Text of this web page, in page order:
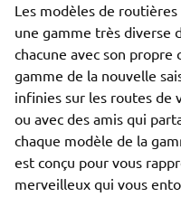
Les modèles de
une gamme très diverse
chacune avec son
gamme de la nouvelle
infinies sur les routes de
ou avec des amis qui
chaque modèle de la
est conçu pour vous
merveilleux qui vous